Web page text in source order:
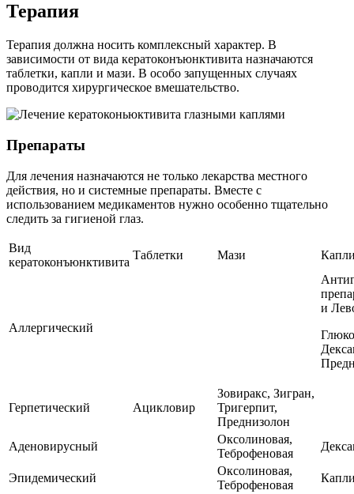
Терапия
Терапия должна носить комплексный характер. В
зависимости от вида кератоконъюнктивита назначаются
таблетки, капли и мази. В особо запущенных случаях
проводится хирургическое вмешательство.
Препараты
Для лечения назначаются не только лекарства местного
действия, но и системные препараты. Вместе с
использованием медикаментов нужно особенно тщательно
следить за гигиеной глаз.
Вид
кератоконъюнктивита
Таблетки Мази
Аллергический
и
Герпетический Ацикловир
Зовиракс, Зигран,
Тригерпит,
Преднизолон
Аденовирусный
Оксолиновая,
Теброфеновая
Эпидемический
Оксолиновая,
Теброфеновая